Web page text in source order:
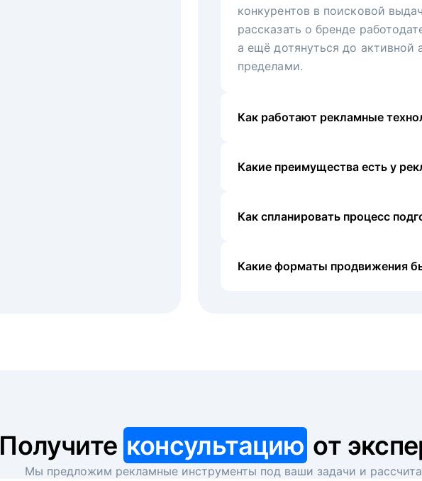
конкурентов в поисковой
рассказать о бренде
а ещё дотянуться до активной
пределами.
Как работают рекламные
Какие преимущества есть у
Как спланировать процесс
Какие форматы продвижения
Получите консультацию от
Мы предложим рекламные инструменты под ваши задачи и